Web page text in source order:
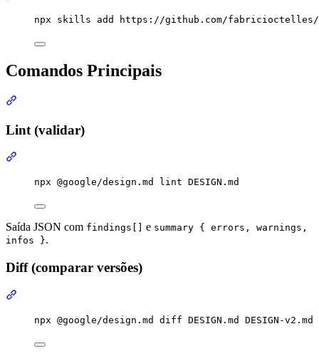
Terminal window
npx skills add https://github.com/
Comandos Principais
Lint (validar)
Terminal window
npx @google/design.md lint DESIGN.md
Saída JSON com findings[] e summary { errors, warnings,
infos }.
Diff (comparar versões)
Terminal window
npx @google/design.md diff DESIGN.md DESIGN-v2.md